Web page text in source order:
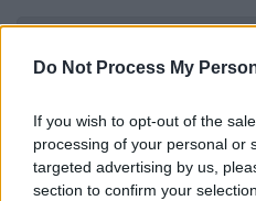
Do Not Process My
If you wish to opt-out of the
processing of your personal or
targeted advertising by us,
section to confirm your
Super League:
Παναιτωλικός
Ατρόμητου -